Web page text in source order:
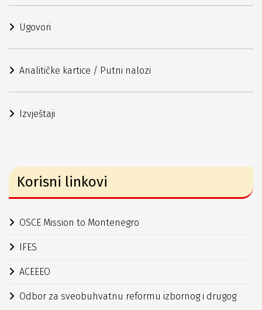
Ugovori
Analitičke kartice / Putni nalozi
Izvještaji
Korisni linkovi
OSCE Mission to Montenegro
IFES
ACEEEO
Odbor za sveobuhvatnu reformu izbornog i drugog